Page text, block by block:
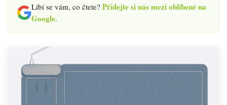
Líbí se vám, co čtete? Přidejte si nás mezi oblíbené na
Google.